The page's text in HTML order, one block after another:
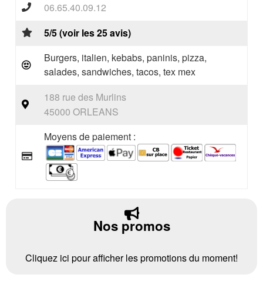
06.65.40.09.12
5/5 (voir les 25 avis)
Burgers, italien, kebabs, paninis, pizza,
salades, sandwiches, tacos, tex mex
188 rue des Murlins
45000 ORLEANS
Moyens de paiement :
Nos promos
Cliquez ici pour afficher les promotions du moment!